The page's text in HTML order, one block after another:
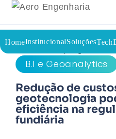
HomeInstitucionalSoluções
B.I e Geoanalytics
Voltar a página
Redução de
geotecnologia
eficiência na
fundiária